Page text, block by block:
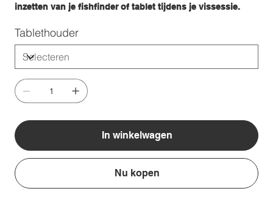
inzetten van je fishfinder of tablet tijdens je vissessie.
Tablethouder
In winkelwagen
Nu kopen